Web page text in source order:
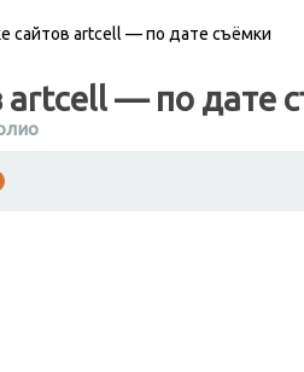
сайтов artcell — по дате съёмки
artcell — по дате